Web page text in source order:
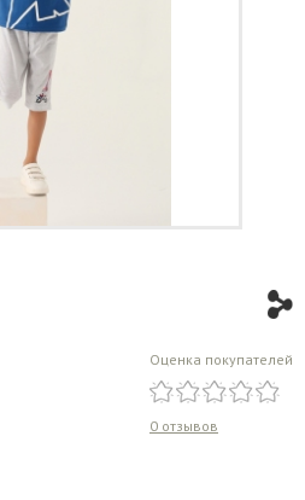
Оценка покупателей
0 отзывов